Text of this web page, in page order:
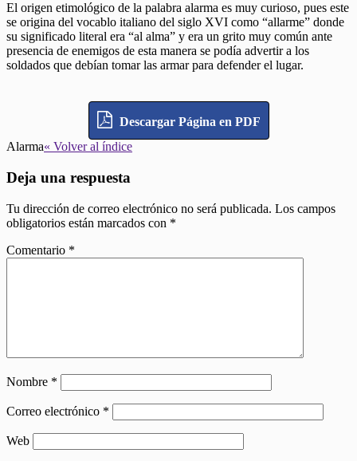
El origen etimológico de la palabra alarma es muy curioso, pues este
se origina del vocablo italiano del siglo XVI como “allarme” donde
su significado literal era “al alma” y era un grito muy común ante
presencia de enemigos de esta manera se podía advertir a los
soldados que debían tomar las armar para defender el lugar.
Descargar Página en PDF
Alarma« Volver al índice
Deja una respuesta
Tu dirección de correo electrónico no será publicada. Los campos
obligatorios están marcados con *
Comentario *
Nombre *
Correo electrónico *
Web